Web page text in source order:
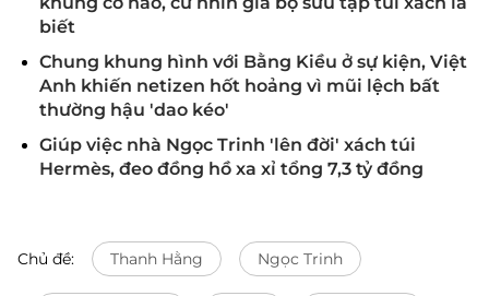
biết
Chung khung hình với Bằng Kiều ở sự kiện, Việt
Anh khiến netizen hốt hoảng vì mũi lệch bất
thường hậu 'dao kéo'
Giúp việc nhà Ngọc Trinh 'lên đời' xách túi
Hermès, đeo đồng hồ xa xỉ tổng 7,3 tỷ đồng
Chủ đề: Thanh Hằng Ngọc Trinh